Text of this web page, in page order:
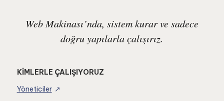
Web Makinası’nda, sistem kurar ve sadece
doğru yapılarla çalışırız.
KİMLERLE ÇALIŞIYORUZ
Yöneticiler